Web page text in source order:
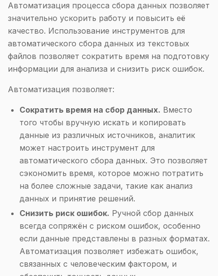
Автоматизация процесса сбора данных позволяет
значительно ускорить работу и повысить её
качество. Использование инструментов для
автоматического сбора данных из текстовых
файлов позволяет сократить время на подготовку
информации для анализа и снизить риск ошибок.
Автоматизация позволяет:
Сократить время на сбор данных. Вместо
того чтобы вручную искать и копировать
данные из различных источников, аналитик
может настроить инструмент для
автоматического сбора данных. Это позволяет
сэкономить время, которое можно потратить
на более сложные задачи, такие как анализ
данных и принятие решений.
Снизить риск ошибок. Ручной сбор данных
всегда сопряжён с риском ошибок, особенно
если данные представлены в разных форматах.
Автоматизация позволяет избежать ошибок,
связанных с человеческим фактором, и